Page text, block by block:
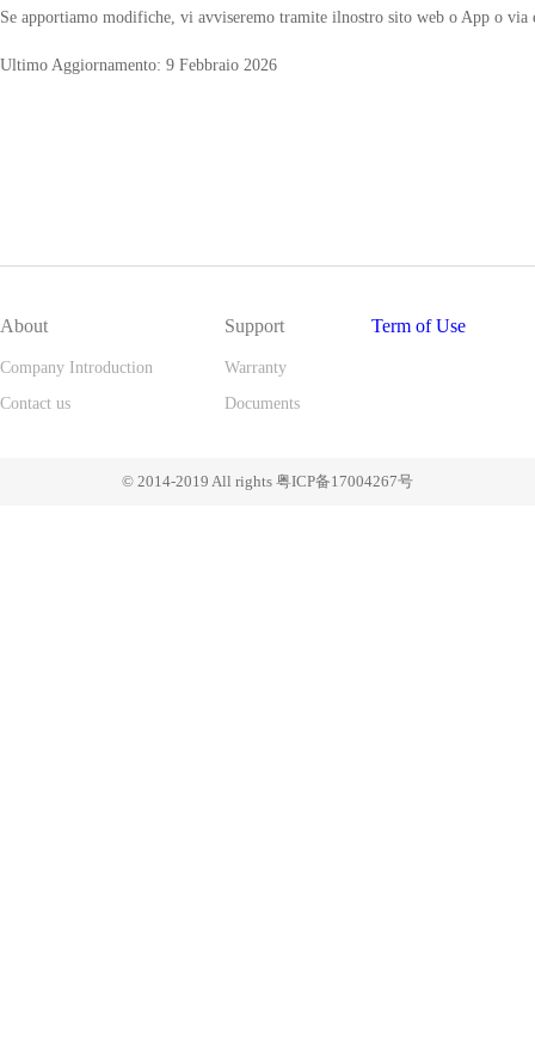
Se apportiamo modifiche, vi avviseremo tramite ilnostro sito web o App o via
Ultimo Aggiornamento: 9 Febbraio 2026
About
Company Introduction
Contact us
Support
Warranty
Documents
Term of Use
© 2014-2019 All rights 粤ICP备17004267号